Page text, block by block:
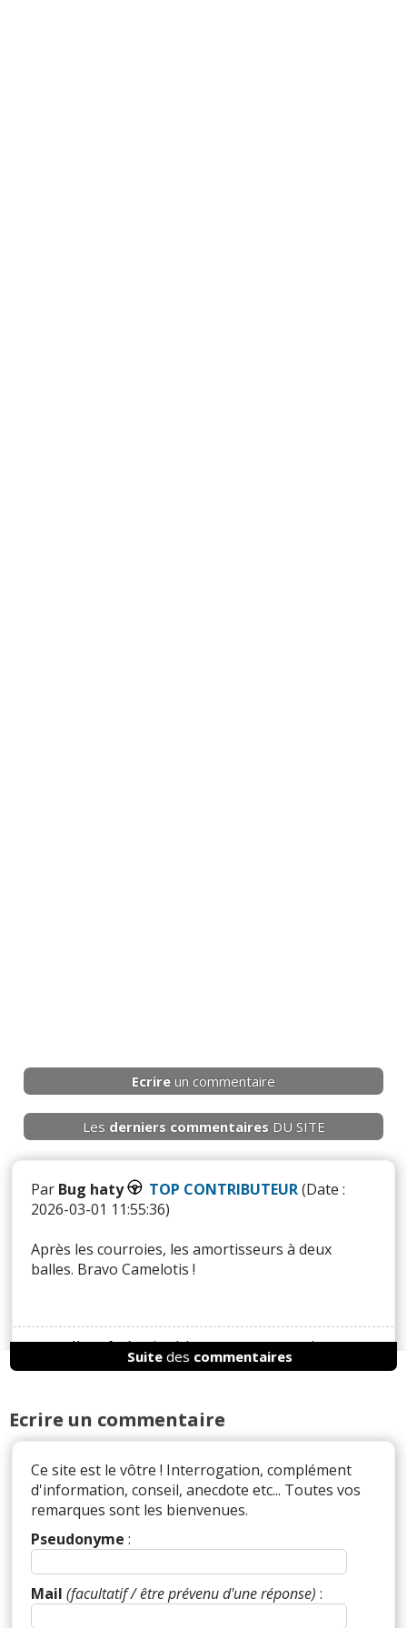
Ecrire un commentaire
Les derniers commentaires DU SITE
Par Bug haty TOP CONTRIBUTEUR(Date :
2026-03-01 11:55:36)
Après les courroies, les amortisseurs à deux
balles. Bravo Camelotis !
Il y a1réaction(s) sur ce commentaire :
03-01 16:28:38) : Bien trouvé bugounet.
Moi le seul truc que j'apprécie en ce moment
c'est la nouvelle direction qui rentre dans le tas
mais va t elle au moins servir à quelque chose...
on verra.
(Votre post sera visible sous le commentaire)
Suitedes commentaires
Ecrire un commentaire
Ce site est le vôtre ! Interrogation, complément
d'information, conseil, anecdote etc... Toutes vos
remarques sont les bienvenues.
Pseudonyme :
Mail (facultatif / être prévenu d'une réponse) :